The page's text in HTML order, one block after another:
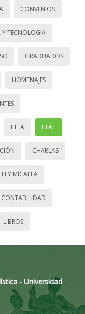
CONVENIOS
Y TECNOLOGÍA
GRADUADOS
HOMENAJES
IITEA IITAE
CHARLAS
LEY MICAELA
CONTABILIDAD
LIBROS
- Universidad